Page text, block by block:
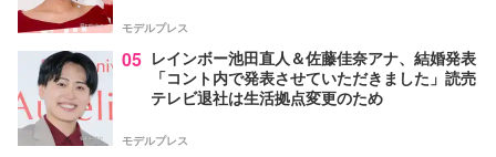
モデルプレス
05 レインボー池田直人＆佐藤佳奈アナ、結婚発表
「コント内で発表させていただきました」読売
テレビ退社は生活拠点変更のため
モデルプレス